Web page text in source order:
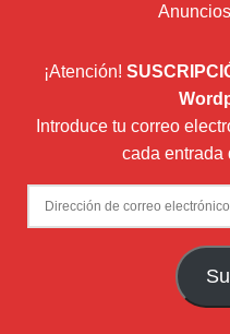
¡Atención!
Introduce tu correo
cada entrada
Dirección
de